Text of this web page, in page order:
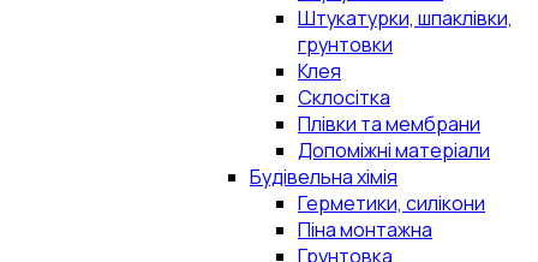
Штукатурки, шпаклівки,
грунтовки
Клея
Склосітка
Плівки та мембрани
Допоміжні матеріали
Будівельна хімія
Герметики, силікони
Піна монтажна
Грунтовка